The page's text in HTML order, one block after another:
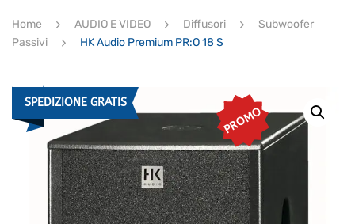
ULTIMI ARRIVI
Home AUDIO E VIDEO Diffusori
Subwoofer
Passivi
HK Audio Premium PR:O 18 S
SPEDIZIONE GRATIS
PROMO